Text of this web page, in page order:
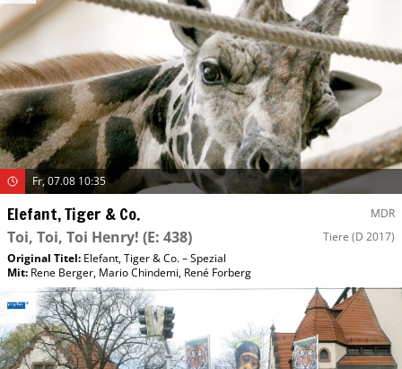
Fr, 07.08 10:35
Elefant, Tiger & Co. MDR
Toi, Toi, Toi Henry! (E: 438) Tiere (D 2017)
Original Titel: Elefant, Tiger & Co. – Spezial
Mit: Rene Berger, Mario Chindemi, René Forberg